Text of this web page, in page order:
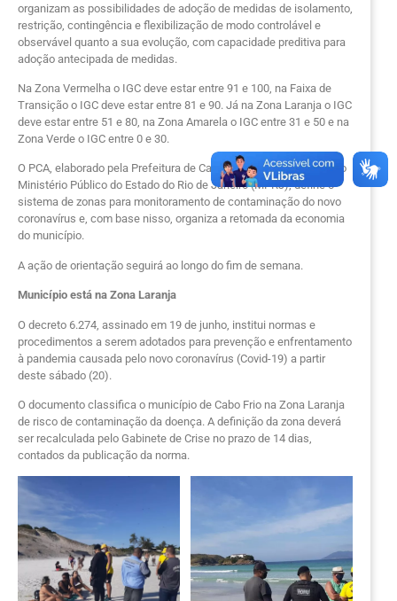
organizam as possibilidades de adoção de medidas de isolamento,
restrição, contingência e flexibilização de modo controlável e
observável quanto a sua evolução, com capacidade preditiva para
adoção antecipada de medidas.
Na Zona Vermelha o IGC deve estar entre 91 e 100, na Faixa de
Transição o IGC deve estar entre 81 e 90. Já na Zona Laranja o IGC
deve estar entre 51 e 80, na Zona Amarela o IGC entre 31 e 50 e na
Zona Verde o IGC entre 0 e 30.
O PCA, elaborado pela Prefeitura de Cabo Frio e pactuado junto ao
Ministério Público do Estado do Rio de Janeiro (MPRJ), define o
sistema de zonas para monitoramento de contaminação do novo
coronavírus e, com base nisso, organiza a retomada da economia
do município.
A ação de orientação seguirá ao longo do fim de semana.
Município está na Zona Laranja
O decreto 6.274, assinado em 19 de junho, institui normas e
procedimentos a serem adotados para prevenção e enfrentamento
à pandemia causada pelo novo coronavírus (Covid-19) a partir
deste sábado (20).
O documento classifica o município de Cabo Frio na Zona Laranja
de risco de contaminação da doença. A definição da zona deverá
ser recalculada pelo Gabinete de Crise no prazo de 14 dias,
contados da publicação da norma.